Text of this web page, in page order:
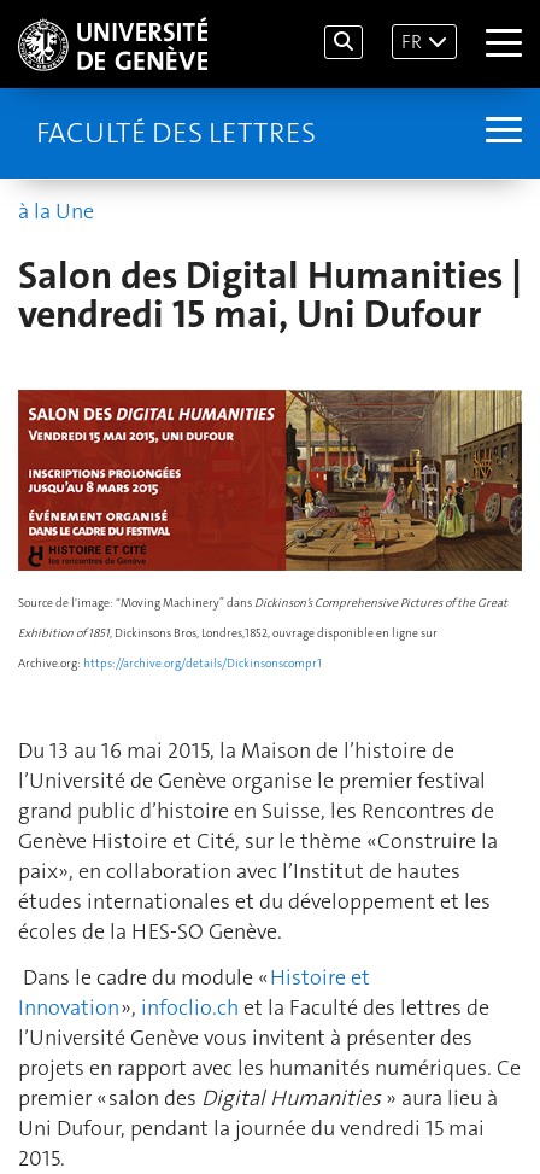
FR
FACULTÉ DES LETTRES
à la Une
Salon des Digital Humanities |
vendredi 15 mai, Uni Dufour
Source de l'image: “Moving Machinery” dans Dickinson’s Comprehensive Pictures of the Great
Exhibition of 1851, Dickinsons Bros, Londres,1852, ouvrage disponible en ligne sur
Archive.org: https://archive.org/details/Dickinsonscompr1
Du 13 au 16 mai 2015, la Maison de l’histoire de
l’Université de Genève organise le premier festival
grand public d’histoire en Suisse, les Rencontres de
Genève Histoire et Cité, sur le thème «Construire la
paix», en collaboration avec l’Institut de hautes
études internationales et du développement et les
écoles de la HES-SO Genève.
Dans le cadre du module «Histoire et
Innovation», infoclio.ch et la Faculté des lettres de
l’Université Genève vous invitent à présenter des
projets en rapport avec les humanités numériques. Ce
premier « salon des Digital Humanities» aura lieu à
Uni Dufour, pendant la journée du vendredi 15 mai
2015.